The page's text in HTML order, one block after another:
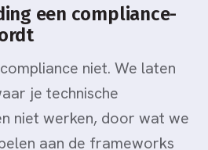
een compliance-
niet. We laten
je technische
niet werken, door wat we
aan de frameworks